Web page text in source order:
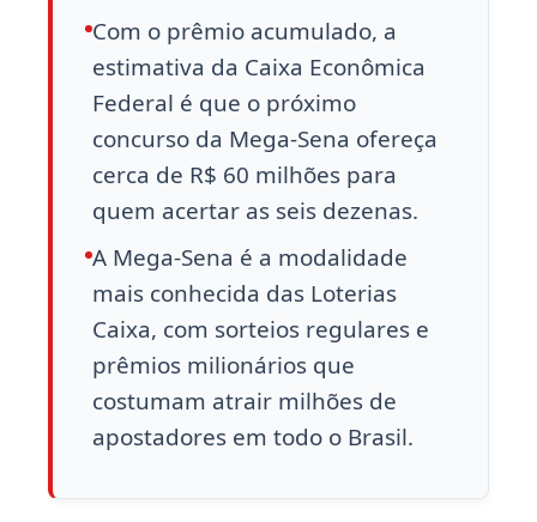
Com o prêmio acumulado, a
estimativa da Caixa Econômica
Federal é que o próximo
concurso da Mega-Sena ofereça
cerca de R$ 60 milhões para
quem acertar as seis dezenas.
A Mega-Sena é a modalidade
mais conhecida das Loterias
Caixa, com sorteios regulares e
prêmios milionários que
costumam atrair milhões de
apostadores em todo o Brasil.